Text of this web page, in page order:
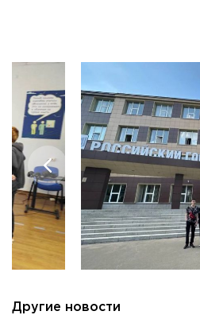
info@rguts.ru
priem@rguts.ru - Приемная комиссия
ГРАФИК И РЕЖИМ РАБОТЫ
пн-чт: с 09:00 до 18:00;
пт: с 09:00 до 16:45;
сб-вс: выходной
Приемная комиссия
пн-пт: с 10:00 до 17:00;
сб: с 10:00 до 15:30;
вс: выходной.
Другие новости